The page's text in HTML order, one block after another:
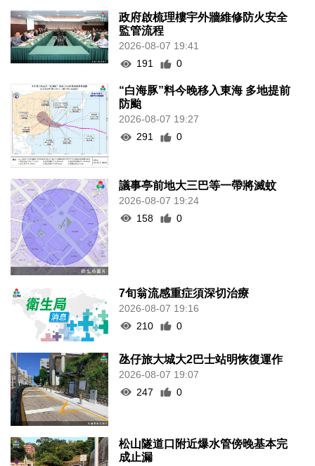
政府啟梳理樓宇外牆維修防火安全
監管流程
2026-08-07 19:41
191
0
“白海豚”料今晚移入東海 多地提前
防颱
2026-08-07 19:27
291
0
議事亭前地大三巴等一帶將滅蚊
2026-08-07 19:24
158
0
7旬翁流感重症須深切治療
2026-08-07 19:16
210
0
氹仔旅大城大2巴士站明恢復運作
2026-08-07 19:07
247
0
松山隧道口附近爆水管傍晚基本完
成止漏